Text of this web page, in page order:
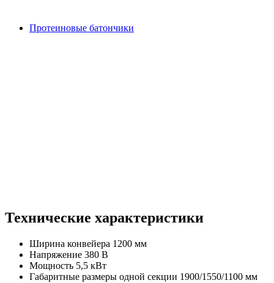
Протеиновые батончики
Технические характеристики
Ширина конвейера 1200 мм
Напряжение 380 В
Мощность 5,5 кВт
Габаритные размеры одной секции 1900/1550/1100 мм